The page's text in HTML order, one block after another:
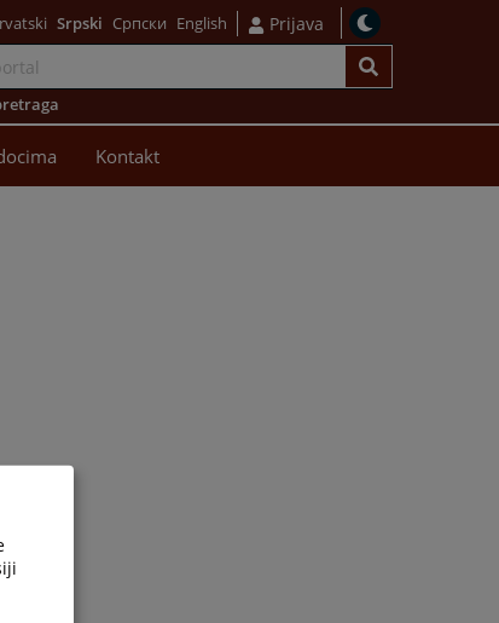
Srpski Српски English Prijava
Kontakt